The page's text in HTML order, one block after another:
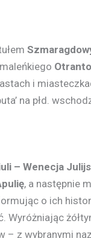
Otranto
i
na płd.
– Wenecja
, a następnie
o ich
– z wybranymi